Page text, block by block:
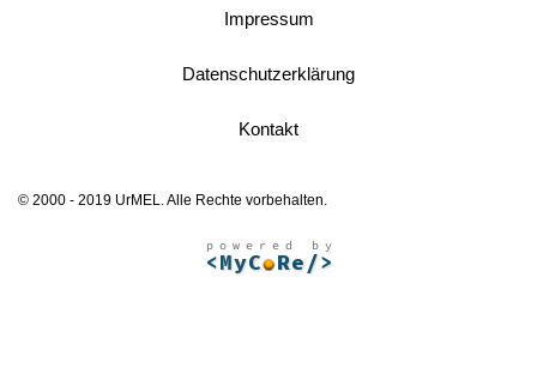
Impressum
Datenschutzerklärung
Kontakt
© 2000 - 2019 UrMEL. Alle Rechte vorbehalten.